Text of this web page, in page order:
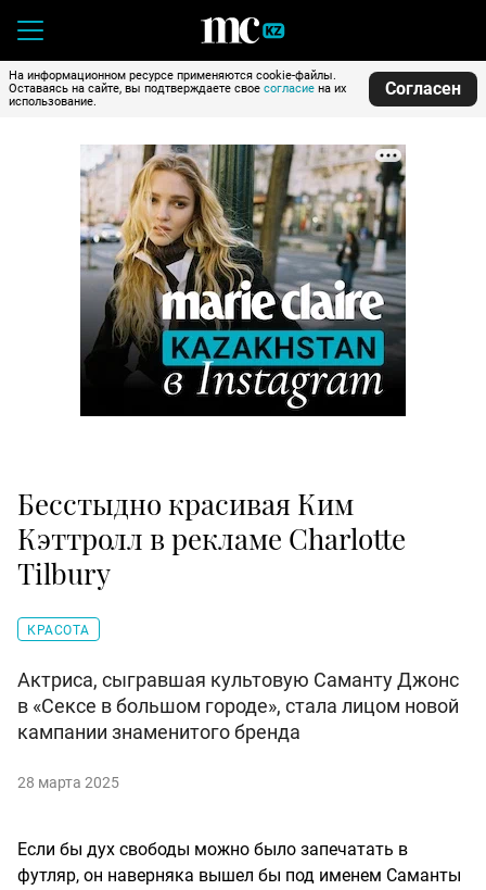
На информационном ресурсе применяются cookie-файлы.
Оставаясь на сайте, вы подтверждаете свое согласие на их
использование.
Согласен
Бесстыдно красивая Ким
Кэттролл в рекламе Charlotte
Tilbury
КРАСОТА
Актриса, сыгравшая культовую Саманту Джонс
в «Сексе в большом городе», стала лицом новой
кампании знаменитого бренда
28 марта 2025
Если бы дух свободы можно было запечатать в
футляр, он наверняка вышел бы под именем Саманты